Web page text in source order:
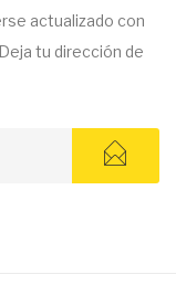
actualizado con
tu dirección de